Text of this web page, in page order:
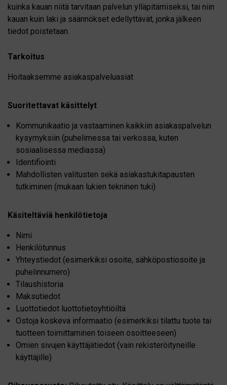
kuinka kauan niitä tarvitaan palvelun ylläpitämiseksi, tai niin
kauan kuin laki ja säännökset edellyttävät, jonka jälkeen
tiedot poistetaan.
Tarkoitus
Hoitaaksemme asiakaspalveluasiat
Suoritettavat käsittelyt
Kommunikaatio ja vastaaminen kaikkiin asiakaspalvelun
kysymyksiin (puhelimessa tai verkossa, kuten
sosiaalisessa mediassa)
Identifiointi
Mahdollisten valitusten sekä asiakastukitapausten
tutkiminen (mukaan lukien tekninen tuki)
Käsiteltäviä henkilötietoja
Nimi
Henkilötunnus
Yhteystiedot (esimerkiksi osoite, sähköpostiosoite ja
puhelinnumero)
Tilaushistoria
Maksutiedot
Luottotiedot luottotietoyhtiöiltä
Ostoja koskeva informaatio (esimerkiksi tilattu tuote tai
tuotteen toimittaminen toiseen osoitteeseen)
Omien sivujen käyttäjätiedot (vain rekisteröityneille
käyttäjille)